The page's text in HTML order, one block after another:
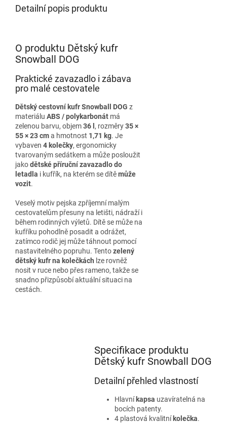
Detailní popis produktu
O produktu Dětský kufr
Snowball DOG
Praktické zavazadlo i zábava
pro malé cestovatele
Dětský cestovní kufr Snowball DOG z
materiálu ABS / polykarbonát má
zelenou barvu, objem36 l , rozměry35 ×
55 × 23 cma hmotnost 1,71 kg. Je
vybaven 4 kolečky, ergonomicky
tvarovaným sedátkem a může posloužit
jakodětské příruční zavazadlo do
letadla i kufřík, na kterém se dítěmůže
vozit.
Veselý motiv pejska zpříjemní malým
cestovatelům přesuny na letišti, nádraží i
během rodinných výletů. Dítě se může na
kufříku pohodlně posadit a odrážet,
zatímco rodič jej může táhnout pomocí
nastavitelného popruhu. Tentozelený
dětský kufr na kolečkách lze rovněž
nosit v ruce nebo přes rameno, takže se
snadno přizpůsobí aktuální situaci na
cestách.
Specifikace produktu
Dětský kufr Snowball DOG
Detailní přehled vlastností
Hlavní kapsa uzavíratelná na
bocích patenty.
4 plastová kvalitní kolečka.